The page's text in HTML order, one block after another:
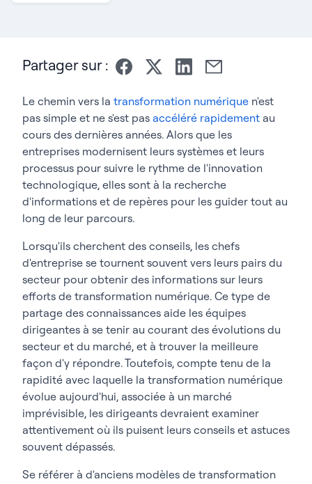
Partager sur :
Le chemin vers la transformation numérique n'est
pas simple et ne s'est pas accéléré rapidement au
cours des dernières années. Alors que les
entreprises modernisent leurs systèmes et leurs
processus pour suivre le rythme de l'innovation
technologique, elles sont à la recherche
d'informations et de repères pour les guider tout au
long de leur parcours.
Lorsqu'ils cherchent des conseils, les chefs
d'entreprise se tournent souvent vers leurs pairs du
secteur pour obtenir des informations sur leurs
efforts de transformation numérique. Ce type de
partage des connaissances aide les équipes
dirigeantes à se tenir au courant des évolutions du
secteur et du marché, et à trouver la meilleure
façon d'y répondre. Toutefois, compte tenu de la
rapidité avec laquelle la transformation numérique
évolue aujourd'hui, associée à un marché
imprévisible, les dirigeants devraient examiner
attentivement où ils puisent leurs conseils et astuces
souvent dépassés.
Se référer à d'anciens modèles de transformation